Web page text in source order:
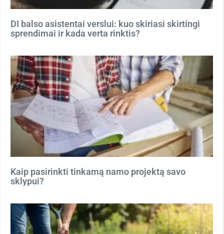
DI balso asistentai verslui: kuo skiriasi skirtingi
sprendimai ir kada verta rinktis?
Kaip pasirinkti tinkamą namo projektą savo
sklypui?